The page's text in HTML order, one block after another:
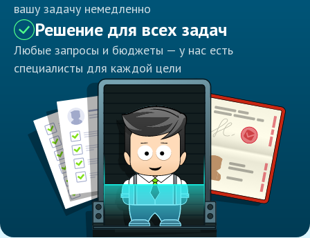
вашу задачу немедленно
Решение для всех задач
Любые запросы и бюджеты — у нас есть
специалисты для каждой цели